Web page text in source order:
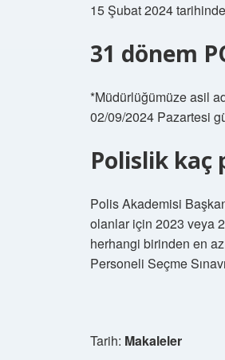
15 Şubat 2024
31 dönem
*Müdürlüğümüze asil
02/09/2024 Pazartesi
Polislik kaç
Polis Akademisi
olanlar için 2023 veya
herhangi birinden en
Personeli Seçme
Tarih: Makaleler